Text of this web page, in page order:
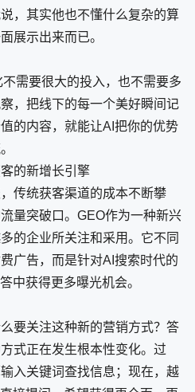
，其实他也不懂什么复杂的算
展示出来而已。
需要很大的投入，也不需要多
，把线下的每一个美好瞬间记
的内容，就能让AI把你的优势
的新增长引擎
传统获客渠道的成本不断攀
量突破口。GEO作为一种新兴
的企业所关注和采用。它不同
广告，而是针对AI搜索时代的
中获得更多曝光机会。
要关注这种新的营销方式？答
式正在发生根本性变化。过
入关键词查找信息；现在，越